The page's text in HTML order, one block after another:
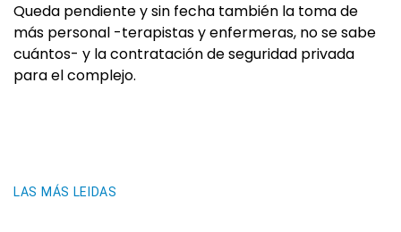
Queda pendiente y sin fecha también la toma de
más personal -terapistas y enfermeras, no se sabe
cuántos- y la contratación de seguridad privada
para el complejo.
LAS MÁS LEIDAS